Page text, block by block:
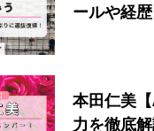
ールや経
本田仁美
力を徹底解